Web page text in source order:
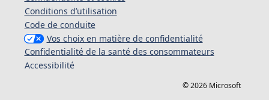
Conditions d’utilisation
Code de conduite
Vos choix en matière de confidentialité
Confidentialité de la santé des consommateurs
Accessibilité
© 2026 Microsoft